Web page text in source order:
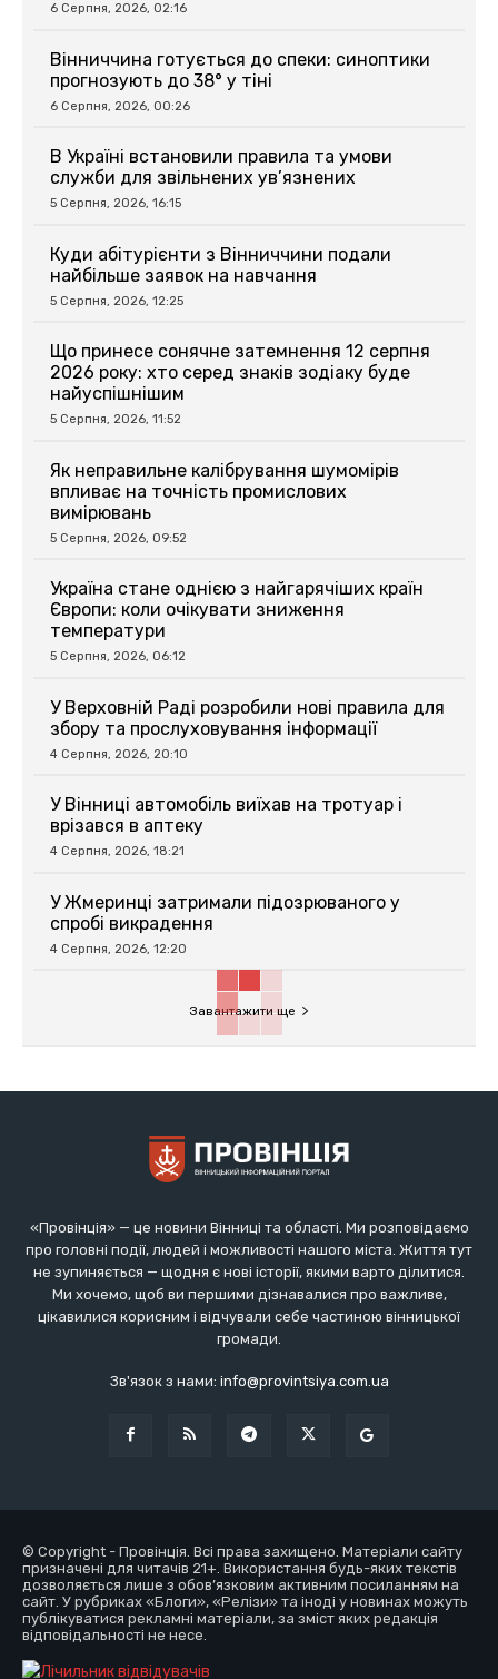
6 Серпня, 2026, 02:16
Вінниччина готується до спеки: синоптики
прогнозують до 38° у тіні
6 Серпня, 2026, 00:26
В Україні встановили правила та умови
служби для звільнених ув’язнених
5 Серпня, 2026, 16:15
Куди абітурієнти з Вінниччини подали
найбільше заявок на навчання
5 Серпня, 2026, 12:25
Що принесе сонячне затемнення 12 серпня
2026 року: хто серед знаків зодіаку буде
найуспішнішим
5 Серпня, 2026, 11:52
Як неправильне калібрування шумомірів
впливає на точність промислових
вимірювань
5 Серпня, 2026, 09:52
Україна стане однією з найгарячіших країн
Європи: коли очікувати зниження
температури
5 Серпня, 2026, 06:12
У Верховній Раді розробили нові правила для
збору та прослуховування інформації
4 Серпня, 2026, 20:10
У Вінниці автомобіль виїхав на тротуар і
врізався в аптеку
4 Серпня, 2026, 18:21
У Жмеринці затримали підозрюваного у
спробі викрадення
4 Серпня, 2026, 12:20
Завантажити ще
«Провінція» — це новини Вінниці та області. Ми розповідаємо
про головні події, людей і можливості нашого міста. Життя тут
не зупиняється — щодня є нові історії, якими варто ділитися.
Ми хочемо, щоб ви першими дізнавалися про важливе,
цікавилися корисним і відчували себе частиною вінницької
громади.
Зв'язок з нами: info@provintsiya.com.ua
© Copyright - Провінція. Всі права захищено. Матеріали сайту
призначені для читачів 21+. Використання будь-яких текстів
дозволяється лише з обов’язковим активним посиланням на
сайт. У рубриках «Блоги», «Релізи» та іноді у новинах можуть
публікуватися рекламні матеріали, за зміст яких редакція
відповідальності не несе.